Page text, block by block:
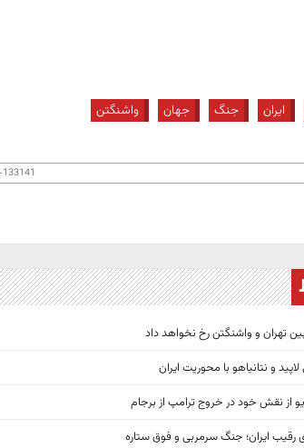
ایران جنگ جهان واشنگتن
تهران و واشنگتن رخ نخواهد داد
و نتانیاهو با محوریت ایران
از نقش خود در خروج ترامپ از برجام
رقیب ایران؛ جنگ سرمربی و فوق ستاره